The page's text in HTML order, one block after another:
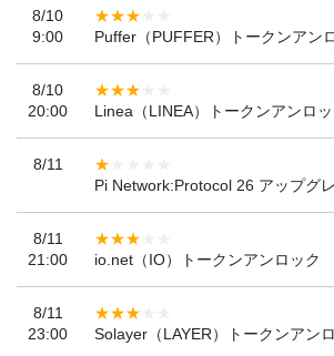
8/10
9:00
Puffer（PUFFER）トークンアン
8/10
20:00
Linea（LINEA）トークンアンロッ
8/11
Pi Network:Protocol 26 アップグ
8/11
21:00
io.net（IO）トークンアンロック
8/11
23:00
Solayer（LAYER）トークンアン